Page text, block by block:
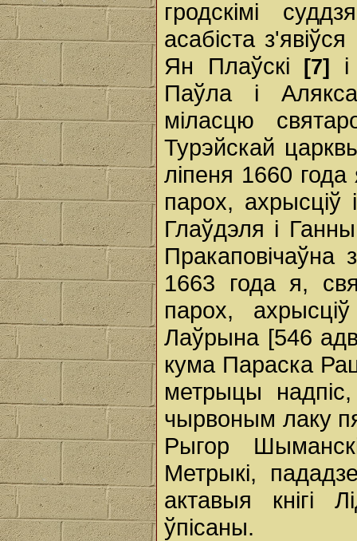
гродскімі
асабіста
Ян Плаўскі
[7]
Паўла і
міласцю
Турэйскай
ліпеня 1660 года
парох,
Глаўдэля і
Пракаповічаўна
1663 года я,
парох,
Лаўрына [546
кума Параска
метрыцы
чырвоным лаку
Рыгор
Метрыкі,
актавыя кнігі
ўпісаны.